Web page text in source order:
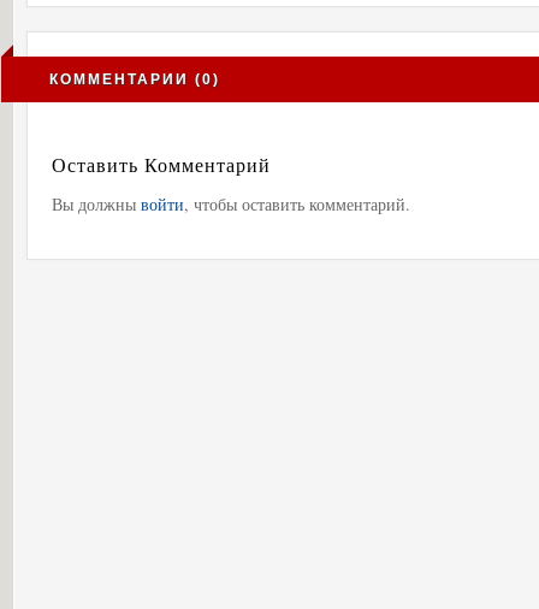
КОММЕНТАРИИ (0)
Оставить Комментарий
Вы должны войти, чтобы оставить комментарий.